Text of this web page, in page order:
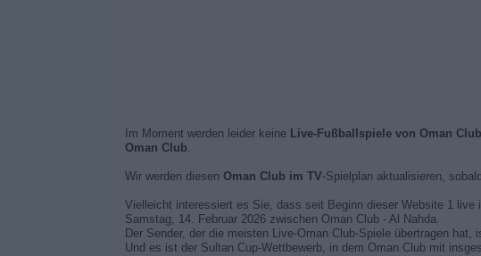
Im Moment werden leider keine Live-Fußballspiele von Oman
Oman Club.
Wir werden diesen Oman Club im TV-Spielplan aktualisieren,
Vielleicht interessiert es Sie, dass seit Beginn dieser Website 1
Samstag, 14. Februar 2026 zwischen Oman Club - Al Nahda.
Der Sender, der die meisten Live-Oman Club-Spiele übertragen
Und es ist der Sultan Cup-Wettbewerb, in dem Oman Club mit